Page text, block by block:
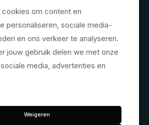
Banden-kooien (Truck)
Banden-opslag
Wielgewichten
Ventielen
Werkplaats equipment
cookies om content en
personaliseren, sociale media-
en ons verkeer te analyseren.
jouw gebruik delen we met onze
media, advertenties en
Weigeren